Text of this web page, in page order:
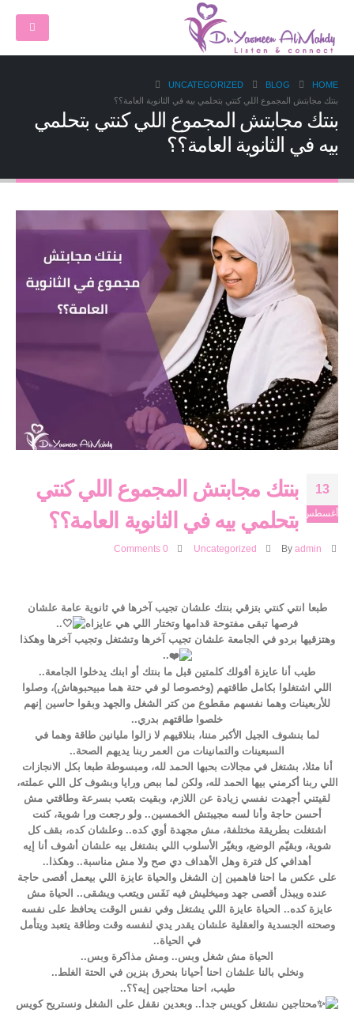
HOME
BLOG
UNCATEGORIZED
بنتك مجابتش المجموع اللي كنتي بتحلمي بيه في الثانوية العامة؟؟
بنتك مجابتش المجموع اللي كنتي بتحلمي
بيه في الثانوية العامة؟؟
13
أغسطس
بنتك مجابتش المجموع اللي كنتي
بتحلمي بيه في الثانوية العامة؟؟
By admin
Uncategorized
0 Comments
طبعا انتي كنتي بتزقي بنتك علشان تجيب آخرها في ثانوية عامة علشان
فرصها تبقى مفتوحة قدامها وتختار اللي هي عايزاه
..
وهتزقيها بردو في الجامعة علشان تجيب آخرها وتشتغل وتجيب آخرها وهكذا
..
طيب أنا عايزة أقولك كلمتين قبل ما بنتك أو ابنك يدخلوا الجامعة..
اللي اشتغلوا بكامل طاقتهم (وخصوصا لو في حتة هما مبيحبوهاش)، وصلوا
للأربعينات وهما نفسهم مقطوع من كتر الشغل والجهد وبقوا حاسين إنهم
خلصوا طاقتهم بدري..
لما بنشوف الجيل الأكبر مننا، بنلاقيهم لا زالوا مليانين طاقة وهما في
السبعينات والتمانينات من العمر ربنا يديهم الصحة..
أنا مثلا، بشتغل في مجالات بحبها الحمد لله، ومبسوطة طبعا بكل الانجازات
اللي ربنا أكرمني بيها الحمد لله، ولكن لما ببص ورايا وبشوف كل اللي عملته،
لقيتني أجهدت نفسي زيادة عن اللازم، وبقيت بتعب بسرعة وطاقتي مش
أحسن حاجة وأنا لسه مجيبتش الخمسين.. ولو رجعت ورا شوية، كنت
اشتغلت بطريقة مختلفة، مش مجهدة أوي كده.. وعلشان كده، بقف كل
شوية، وبقيّم الوضع، وبغيّر الأسلوب اللي بشتغل بيه علشان أشوف أنا إيه
أهدافي كل فترة وهل الأهداف دي صح ولا مش مناسبة.. وهكذا..
على عكس ما احنا فاهمين إن الشغل والحياة عايزة اللي بيعمل أقصى حاجة
عنده ويبذل أقصى جهد وميخليش فيه نَفَس ويتعب ويشقى.. الحياة مش
عايزة كده.. الحياة عايزة اللي يشتغل وفي نفس الوقت يحافظ على نفسه
وصحته الجسدية والعقلية علشان يقدر يدي لنفسه وقت وطاقة يتعبد ويتأمل
في الحياة..
الحياة مش شغل وبس.. ومش مذاكرة وبس..
ونخلي بالنا علشان احنا أحيانا بنحرق بنزين في الحتة الغلط..
طيب، احنا محتاجين إيه؟؟..
محتاجين نشتغل كويس جدا.. وبعدين نقفل على الشغل ونستريح كويس